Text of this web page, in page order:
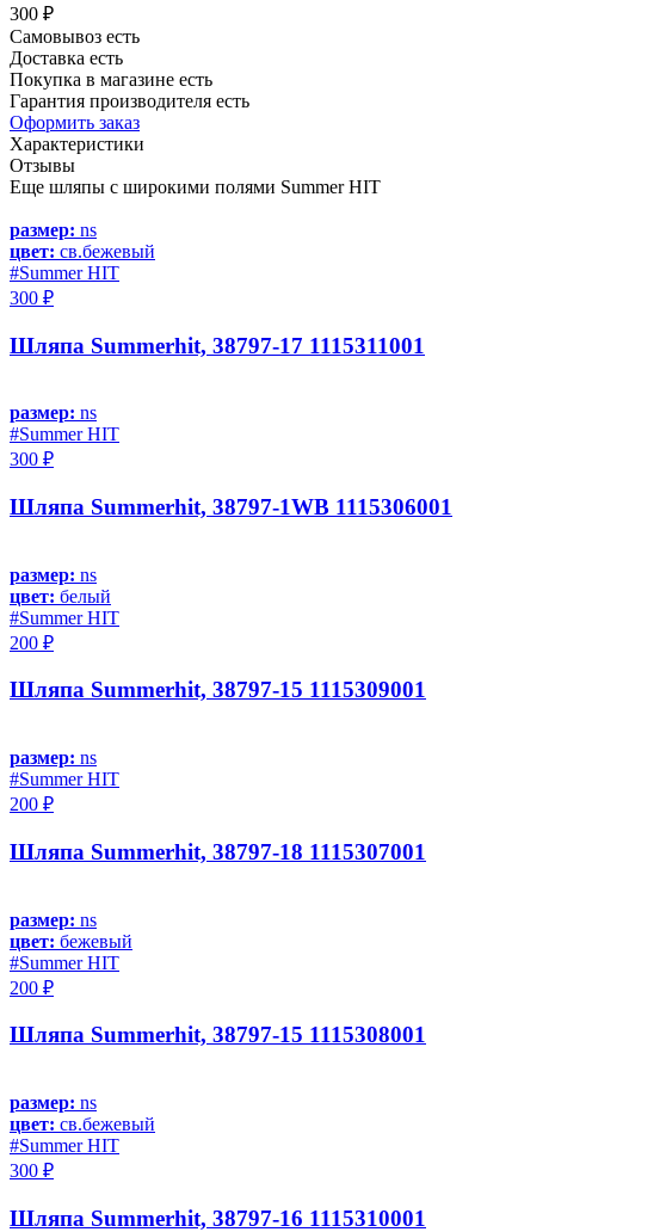
300 ₽
Самовывоз есть
Доставка есть
Покупка в магазине есть
Гарантия производителя есть
Оформить заказ
Характеристики
Отзывы
Еще шляпы с широкими полями Summer HIT
размер: ns
цвет: св.бежевый
#Summer HIT
300 ₽
Шляпа Summerhit, 38797-17 1115311001
размер: ns
#Summer HIT
300 ₽
Шляпа Summerhit, 38797-1WB 1115306001
размер: ns
цвет: белый
#Summer HIT
200 ₽
Шляпа Summerhit, 38797-15 1115309001
размер: ns
#Summer HIT
200 ₽
Шляпа Summerhit, 38797-18 1115307001
размер: ns
цвет: бежевый
#Summer HIT
200 ₽
Шляпа Summerhit, 38797-15 1115308001
размер: ns
цвет: св.бежевый
#Summer HIT
300 ₽
Шляпа Summerhit, 38797-16 1115310001